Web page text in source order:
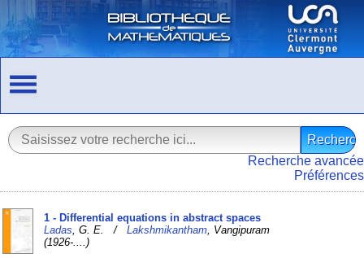
Recherche avancée
Préférences
1 - Differential equations in abstract spaces
Ladas , G. E. /Lakshmikantham , Vangipuram
(1926-....)